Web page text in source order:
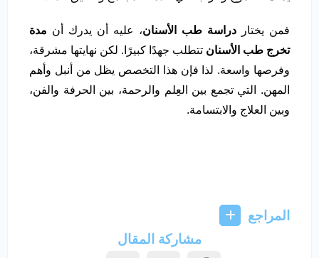
فمن يختار دراسة طب الأسنان، عليه أن يدرك أن مدة
تخرج طب الأسنان تتطلب جهدًا كبيرًا. لكن نهايتها مشرقة،
وفرصها واسعة. لذا فإن هذا التخصص يظل من أنبل وأهم
المهن. التي تجمع بين العِلم والرحمة، بين الحرفة والفن،
وبين العلاج والابتسامة.
المراجع
مشاركة المقال